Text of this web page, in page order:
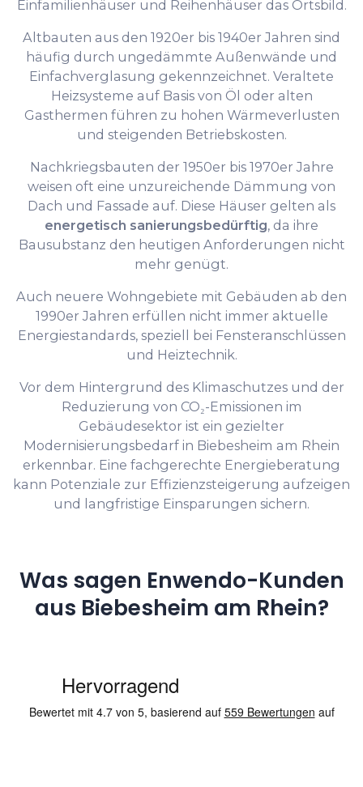
Einfamilienhäuser und Reihenhäuser das Ortsbild.
Altbauten aus den 1920er bis 1940er Jahren sind
häufig durch ungedämmte Außenwände und
Einfachverglasung gekennzeichnet. Veraltete
Heizsysteme auf Basis von Öl oder alten
Gasthermen führen zu hohen Wärmeverlusten
und steigenden Betriebskosten.
Nachkriegsbauten der 1950er bis 1970er Jahre
weisen oft eine unzureichende Dämmung von
Dach und Fassade auf. Diese Häuser gelten als
energetisch sanierungsbedürftig, da ihre
Bausubstanz den heutigen Anforderungen nicht
mehr genügt.
Auch neuere Wohngebiete mit Gebäuden ab den
1990er Jahren erfüllen nicht immer aktuelle
Energiestandards, speziell bei Fensteranschlüssen
und Heiztechnik.
Vor dem Hintergrund des Klimaschutzes und der
Reduzierung von CO₂-Emissionen im
Gebäudesektor ist ein gezielter
Modernisierungsbedarf in Biebesheim am Rhein
erkennbar. Eine fachgerechte Energieberatung
kann Potenziale zur Effizienzsteigerung aufzeigen
und langfristige Einsparungen sichern.
Was sagen Enwendo-Kunden
aus Biebesheim am Rhein?